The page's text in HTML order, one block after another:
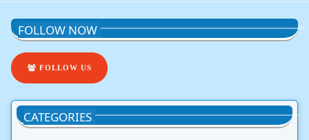
FOLLOW NOW
FOLLOW US
CATEGORIES